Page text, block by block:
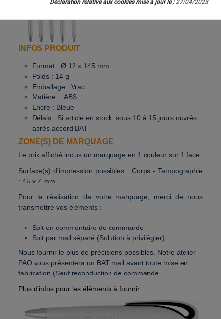
INFOS PRODUIT
Format :Ø 12 x 145 mm
Poids : 14 g
Emballage : Vrac
Matière : ABS
Encre : Bleue
Délais : Si article en stock, sous 10 à 15 jours ouvrés
après accord BAT
ZONE(S) DE MARQUAGE
Le prix affiché inclus un marquage en 1 couleur sur 1 face.
Surface(s) d'impression possibles : Corps - Tampographie
: 45 x 7 mm
Pour la réalisation de votre marquage, merci de nous
transmettre vos éléments :
Soit en commentaire de commande
Soit par mail séparé (Solution à privilégier)
Nous fournir le plus de précisions possibles. Notre atelier
PAO vous présentera un BAT mail avant toute mise en
fabrication (Sauf reconduction de commande
Plus d'infos pour les éléments à fournir
Déclaration relative aux cookies mise à jour le :27/04/2023